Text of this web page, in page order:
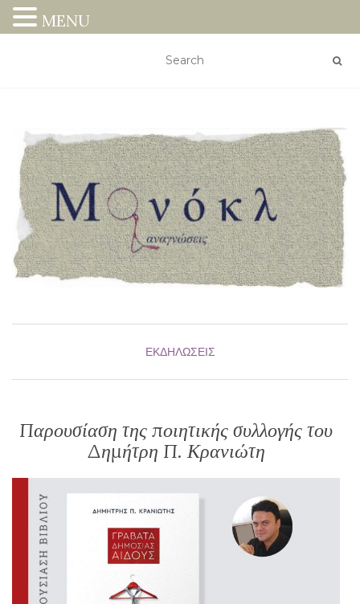
ΕΚΔΗΛΏΣΕΙΣ
Παρουσίαση της ποιητικής συλλογής του
Δημήτρη Π. Κρανιώτη
MENU